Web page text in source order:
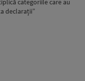
categoriile care au
declarații”